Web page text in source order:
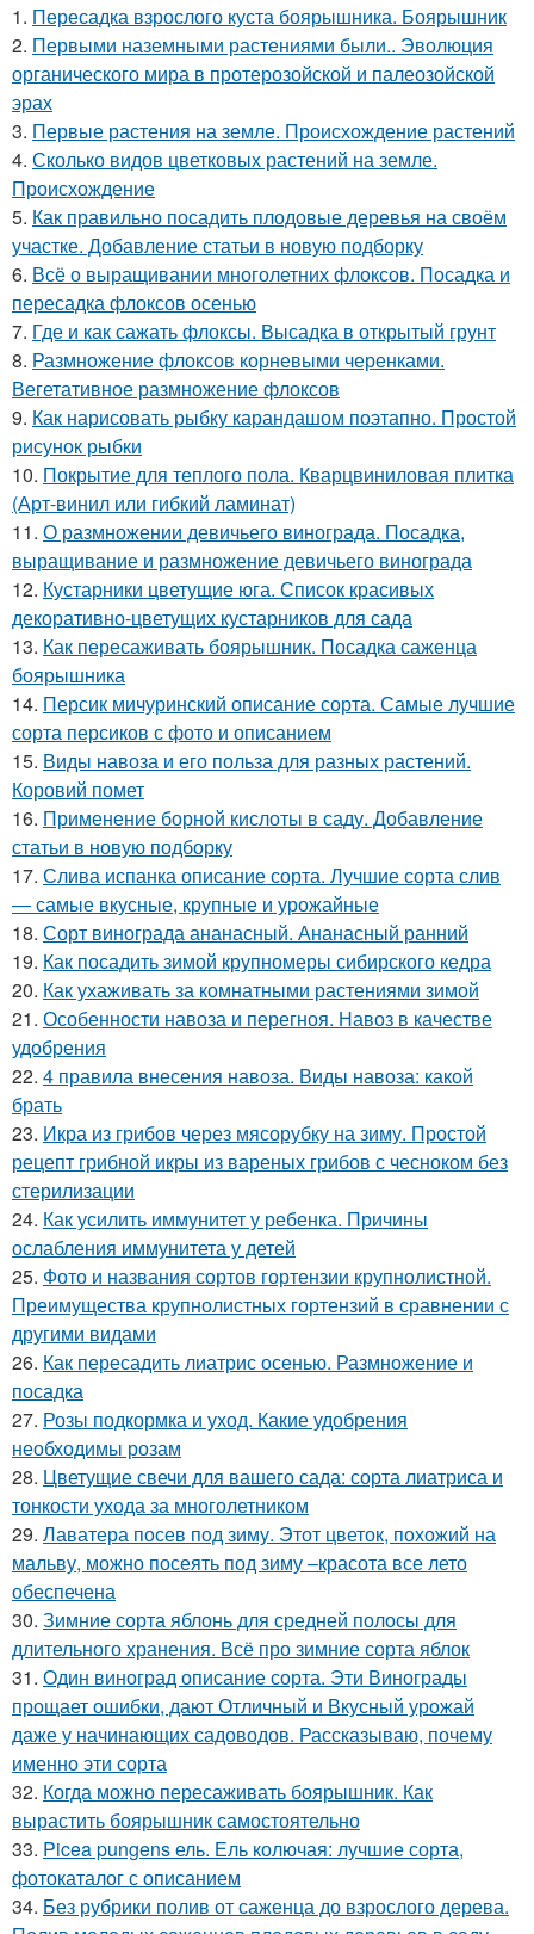
1. Пересадка взрослого куста боярышника. Боярышник
2. Первыми наземными растениями были.. Эволюция
органического мира в протерозойской и палеозойской
эрах
3. Первые растения на земле. Происхождение растений
4. Сколько видов цветковых растений на земле.
Происхождение
5. Как правильно посадить плодовые деревья на своём
участке. Добавление статьи в новую подборку
6. Всё о выращивании многолетних флоксов. Посадка и
пересадка флоксов осенью
7. Где и как сажать флоксы. Высадка в открытый грунт
8. Размножение флоксов корневыми черенками.
Вегетативное размножение флоксов
9. Как нарисовать рыбку карандашом поэтапно. Простой
рисунок рыбки
10. Покрытие для теплого пола. Кварцвиниловая плитка
(Арт-винил или гибкий ламинат)
11. О размножении девичьего винограда. Посадка,
выращивание и размножение девичьего винограда
12. Кустарники цветущие юга. Список красивых
декоративно-цветущих кустарников для сада
13. Как пересаживать боярышник. Посадка саженца
боярышника
14. Персик мичуринский описание сорта. Самые лучшие
сорта персиков с фото и описанием
15. Виды навоза и его польза для разных растений.
Коровий помет
16. Применение борной кислоты в саду. Добавление
статьи в новую подборку
17. Слива испанка описание сорта. Лучшие сорта слив
— самые вкусные, крупные и урожайные
18. Сорт винограда ананасный. Ананасный ранний
19. Как посадить зимой крупномеры сибирского кедра
20. Как ухаживать за комнатными растениями зимой
21. Особенности навоза и перегноя. Навоз в качестве
удобрения
22. 4 правила внесения навоза. Виды навоза: какой
брать
23. Икра из грибов через мясорубку на зиму. Простой
рецепт грибной икры из вареных грибов с чесноком без
стерилизации
24. Как усилить иммунитет у ребенка. Причины
ослабления иммунитета у детей
25. Фото и названия сортов гортензии крупнолистной.
Преимущества крупнолистных гортензий в сравнении с
другими видами
26. Как пересадить лиатрис осенью. Размножение и
посадка
27. Розы подкормка и уход. Какие удобрения
необходимы розам
28. Цветущие свечи для вашего сада: сорта лиатриса и
тонкости ухода за многолетником
29. Лаватера посев под зиму. Этот цветок, похожий на
мальву, можно посеять под зиму –красота все лето
обеспечена
30. Зимние сорта яблонь для средней полосы для
длительного хранения. Всё про зимние сорта яблок
31. Один виноград описание сорта. Эти Винограды
прощает ошибки, дают Отличный и Вкусный урожай
даже у начинающих садоводов. Рассказываю, почему
именно эти сорта
32. Когда можно пересаживать боярышник. Как
вырастить боярышник самостоятельно
33. Picea pungens ель. Ель колючая: лучшие сорта,
фотокаталог с описанием
34. Без рубрики полив от саженца до взрослого дерева.